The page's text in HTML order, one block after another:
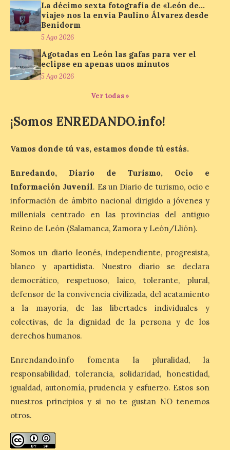
Ciclo “Mujeres en la
Historia y la
Peregrinación”, en
Benavides de Órbigo.
7 Ago 2026
peregrinación femenina.
Presentación del Libro
Fernando Cornejo. Apertura de una doble
exposición de fotografía. Este viernes, 7
auditorio de Benavides de […]
Food trucks y música en
Valencia de Don Juan en
una nueva edición de
Castle Food combina la
food trucks y tiendas de
market esperando atraer
a miles de personas. La
localidad leonesa de Valencia de Don Juan
eventos veraniegos para este año 2026.
[…]
La Comisión actualiza su
programa insignia de
abriéndolo a titulados de
EFP
La décimo sexta fotografía de «León de…
viaje» nos la envía Paulino Álvarez desde
Benidorm
5 Ago 2026
Agotadas en León las gafas para ver el
eclipse en apenas unos minutos
5 Ago 2026
Ver todas »
¡Somos ENREDANDO.info!
Vamos donde tú vas, estamos donde tú estás.
Enredando, Diario de Turismo, Ocio e
Información Juvenil. Es un Diario de turismo, ocio e
información de ámbito nacional dirigido a jóvenes y
millenials centrado en las provincias del antiguo
Reino de León (Salamanca, Zamora y León/Llión).
Somos un diario leonés, independiente, progresista,
blanco y apartidista. Nuestro diario se declara
democrático, respetuoso, laico, tolerante, plural,
defensor de la convivencia civilizada, del acatamiento
a la mayoría, de las libertades individuales y
colectivas, de la dignidad de la persona y de los
derechos humanos.
Enrendando.info fomenta la pluralidad, la
responsabilidad, tolerancia, solidaridad, honestidad,
igualdad, autonomía, prudencia y esfuerzo. Estos son
nuestros principios y si no te gustan NO tenemos
otros.